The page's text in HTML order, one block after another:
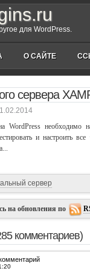
для WordPress.
О САЙТЕ
сервера
WordPress необходимо
и настроить
сервер
на обновления по
комментариев)